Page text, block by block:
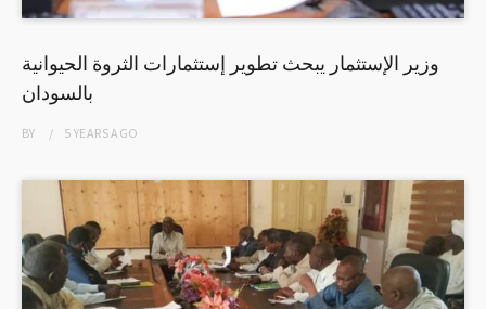
وزير الإستثمار يبحث تطوير إستثمارات الثروة الحيوانية
بالسودان
BY 5 YEARSAGO